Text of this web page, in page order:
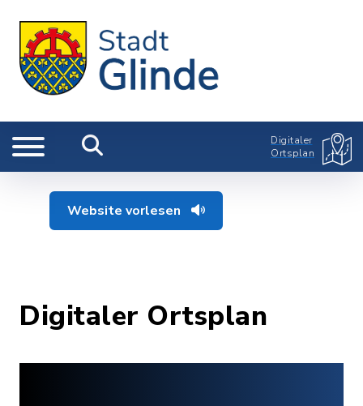
Digitaler
Ortsplan
Website vorlesen
Digitaler Ortsplan